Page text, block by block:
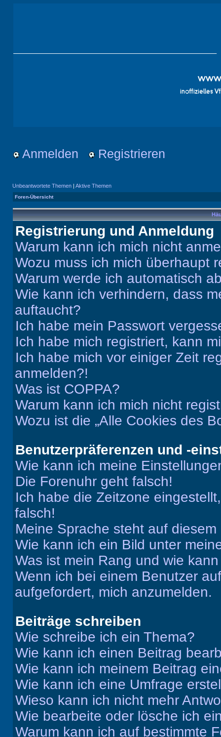
Anmelden Registrieren
Unbeantwortete Themen | Aktive Themen
Foren-Übersicht
Registrierung und Anmeldung
Warum kann ich mich nicht
Wozu muss ich mich überhaupt
Warum werde ich automatisch
Wie kann ich verhindern, dass
auftaucht?
Ich habe mein Passwort
Ich habe mich registriert, kann
Ich habe mich vor einiger Zeit
anmelden?!
Was ist COPPA?
Warum kann ich mich nicht
Wozu ist die „Alle Cookies des
Benutzerpräferenzen und -
Wie kann ich meine
Die Forenuhr geht falsch!
Ich habe die Zeitzone
falsch!
Meine Sprache steht auf
Wie kann ich ein Bild unter
Was ist mein Rang und wie
Wenn ich bei einem Benutzer
aufgefordert, mich anzumelden.
Beiträge schreiben
Wie schreibe ich ein Thema?
Wie kann ich einen Beitrag
Wie kann ich meinem Beitrag
Wie kann ich eine Umfrage
Wieso kann ich nicht mehr
Wie bearbeite oder lösche ich
Warum kann ich auf bestimmte